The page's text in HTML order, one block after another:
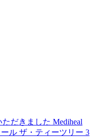
ただきました Mediheal
ール ザ・ティーツリー 3